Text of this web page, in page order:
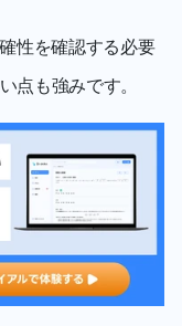
性を確認する必要
点も強みです。